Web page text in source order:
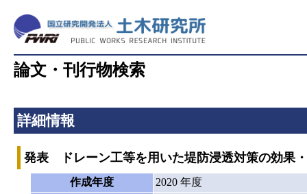
論文・刊行物検索
詳細情報
発表 ドレーン工等を用いた堤防浸透対策の効果
作成年度
2020 年度